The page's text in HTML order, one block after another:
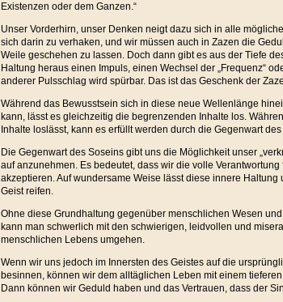
Existenzen oder dem Ganzen.“
Unser Vorderhirn, unser Denken neigt dazu sich in alle
sich darin zu verhaken, und wir müssen auch in Zazen die
Weile geschehen zu lassen. Doch dann gibt es aus der Tiefe
Haltung heraus einen Impuls, einen Wechsel der „Frequenz“
anderer Pulsschlag wird spürbar. Das ist das Geschenk der
Während das Bewusstsein sich in diese neue Wellenlänge
kann, lässt es gleichzeitig die begrenzenden Inhalte los.
Inhalte loslässt, kann es erfüllt werden durch die Gegenwart
Die Gegenwart des Soseins gibt uns die Möglichkeit unser
auf anzunehmen. Es bedeutet, dass wir die volle Verantwortung
akzeptieren. Auf wundersame Weise lässt diese innere Haltung
Geist reifen.
Ohne diese Grundhaltung gegenüber menschlichen Wesen
kann man schwerlich mit den schwierigen, leidvollen und
menschlichen Lebens umgehen.
Wenn wir uns jedoch im Innersten des Geistes auf die
besinnen, können wir dem alltäglichen Leben mit einem
Dann können wir Geduld haben und das Vertrauen, dass der